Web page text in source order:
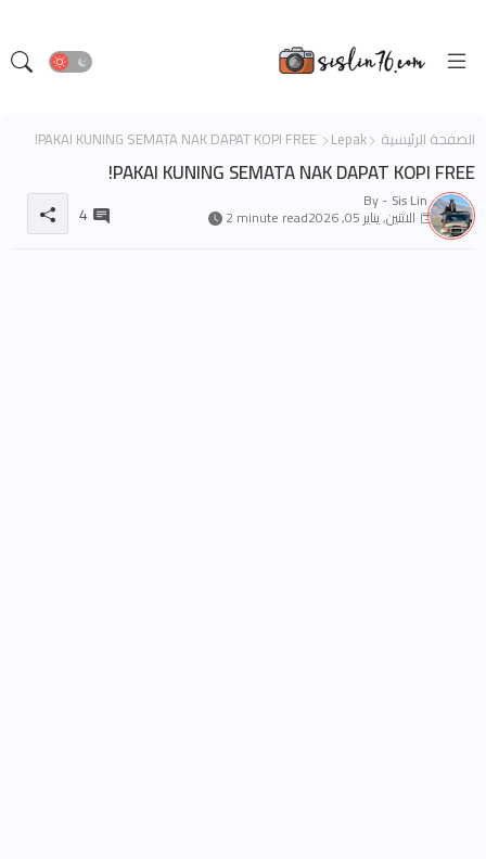
الصفحة الرئيسية Lepak
PAKAI KUNING SEMATA NAK DAPAT KOPI FREE!
By - Sis Lin
الاثنين, يناير 05, 2026 2 minute read
4